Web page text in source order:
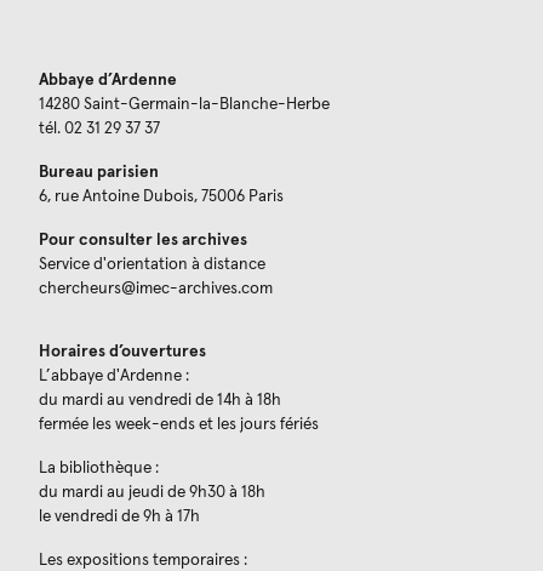
Abbaye d’Ardenne
14280 Saint-Germain-la-Blanche-Herbe
tél. 02 31 29 37 37
Bureau parisien
6, rue Antoine Dubois, 75006 Paris
Pour consulter les archives
Service d'orientation à distance
chercheurs@imec-archives.com
Horaires d’ouvertures
L’abbaye d'Ardenne :
du mardi au vendredi de 14h à 18h
fermée les week-ends et les jours fériés
La bibliothèque :
du mardi au jeudi de 9h30 à 18h
le vendredi de 9h à 17h
Les expositions temporaires :